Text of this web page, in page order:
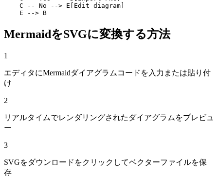
    C -- No --> E[Edit diagram]
    E --> B
MermaidをSVGに変換する方法
1
エディタにMermaidダイアグラムコードを入力または貼り付
け
2
リアルタイムでレンダリングされたダイアグラムをプレビュ
ー
3
SVGをダウンロードをクリックしてベクターファイルを保
存